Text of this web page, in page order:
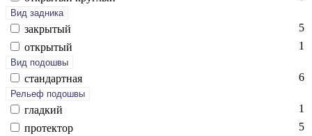
Вид задника
зак­ры­тый
5
отк­ры­тый
1
Вид подошвы
стан­дарт­ная 6
Рельеф подошвы
глад­кий
1
про­тек­тор
5